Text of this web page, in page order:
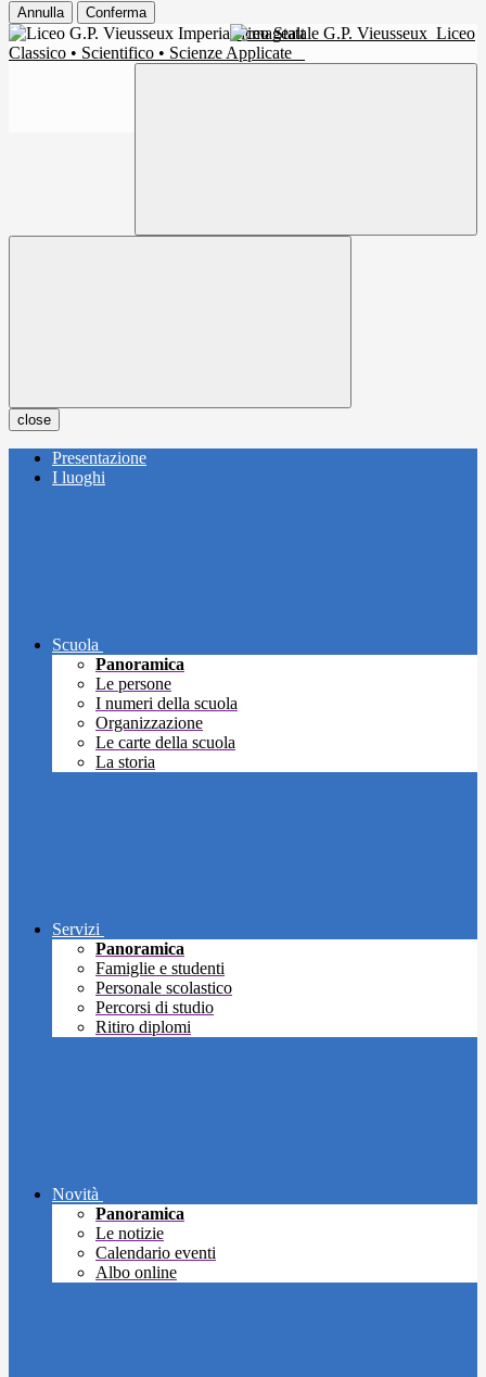
Annulla Conferma
Liceo Statale G.P. Vieusseux Liceo
Classico • Scientifico • Scienze Applicate
close
Presentazione
I luoghi
Scuola
Panoramica
Le persone
I numeri della scuola
Organizzazione
Le carte della scuola
La storia
Servizi
Panoramica
Famiglie e studenti
Personale scolastico
Percorsi di studio
Ritiro diplomi
Novità
Panoramica
Le notizie
Calendario eventi
Albo online